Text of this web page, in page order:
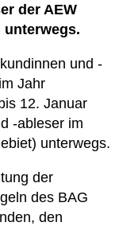
der AEW
unterwegs.
und -
Jahr
12. Januar
-ableser im
unterwegs.
der
des BAG
den